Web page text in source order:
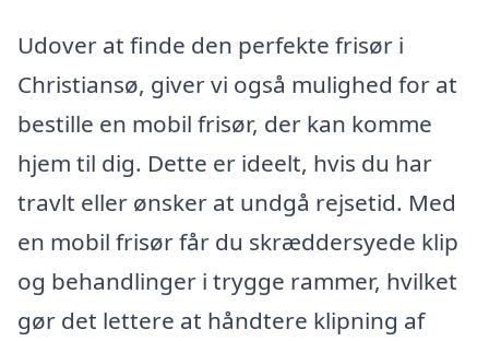
Udover at finde den perfekte frisør i
Christiansø, giver vi også mulighed for at
bestille en mobil frisør, der kan komme
hjem til dig. Dette er ideelt, hvis du har
travlt eller ønsker at undgå rejsetid. Med
en mobil frisør får du skræddersyede klip
og behandlinger i trygge rammer, hvilket
gør det lettere at håndtere klipning af